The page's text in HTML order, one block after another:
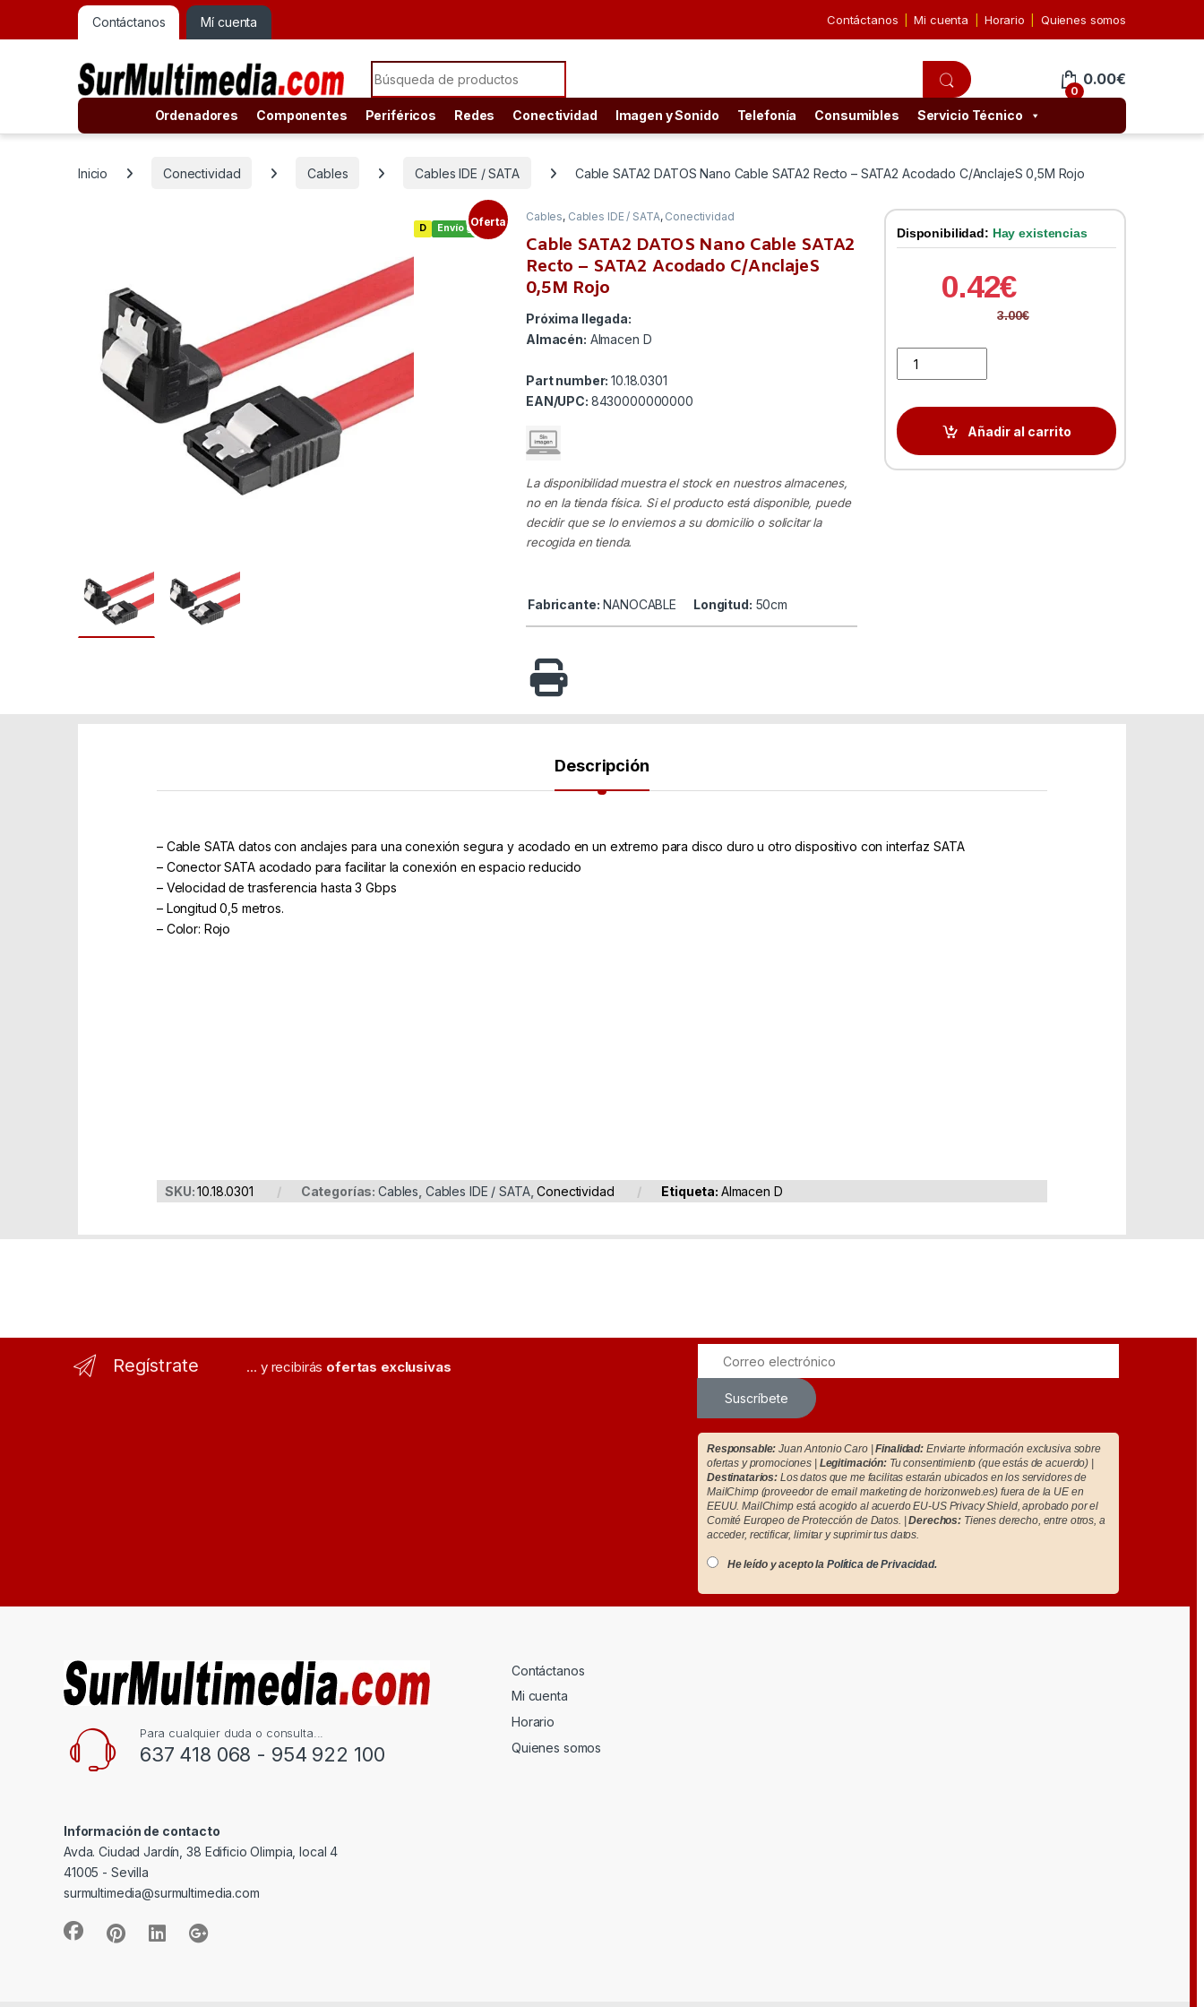
Contáctanos Mí cuenta Contáctanos Mi cuenta Horario Quienes somos
Search for:
0
0.00€
Ordenadores Componentes Periféricos Redes Conectividad Imagen y Sonido Telefonía Consumibles Servicio Técnico
Inicio Conectividad Cables Cables IDE / SATA Cable SATA2 DATOS Nano Cable SATA2 Recto – SATA2 Acodado C/AnclajeS 0,5M Rojo
Envío gratis
D Oferta Cables, Cables IDE / SATA, Conectividad
Cable SATA2 DATOS Nano Cable SATA2
Recto – SATA2 Acodado C/AnclajeS
0,5M Rojo
Próxima llegada:
Almacén: Almacen D
Part number:10.18.0301
EAN/UPC: 8430000000000
La disponibilidad muestra el stock en nuestros almacenes,
no en la tienda física. Si el producto está disponible, puede
decidir que se lo enviemos a su domicilio o solicitar la
recogida en tienda.
Fabricante: NANOCABLE Longitud: 50cm
Disponibilidad: Hay existencias
0.42€
3.00€
Añadir al carrito
Descripción
– Cable SATA datos con anclajes para una conexión segura y acodado en un extremo para disco duro u otro dispositivo con interfaz SATA
– Conector SATA acodado para facilitar la conexión en espacio reducido
– Velocidad de trasferencia hasta 3 Gbps
– Longitud 0,5 metros.
– Color: Rojo
SKU:10.18.0301 Categorías: Cables Cables IDE / SATA,Conectividad Etiqueta: Almacen D
Regístrate ... y recibirás ofertas exclusivas
Suscríbete
Responsable: Juan Antonio Caro |Finalidad: Enviarte información exclusiva sobre
ofertas y promociones | Legitimación:Tu consentimiento (que estás de acuerdo) |
Destinatarios: Los datos que me facilitas estarán ubicados en los servidores de
MailChimp (proveedor de email marketing de horizonweb.es) fuera de la UE en
EEUU. MailChimp está acogido al acuerdo EU-US Privacy Shield, aprobado por el
Comité Europeo de Protección de Datos. |Derechos: Tienes derecho, entre otros, a
acceder, rectificar, limitar y suprimir tus datos.
He leído y acepto la Política de Privacidad.
Para cualquier duda o consulta...
637 418 068 - 954 922 100
Información de contacto
Avda. Ciudad Jardín, 38 Edificio Olimpia, local 4
41005 - Sevilla
surmultimedia@surmultimedia.com
Contáctanos
Mi cuenta
Horario
Quienes somos